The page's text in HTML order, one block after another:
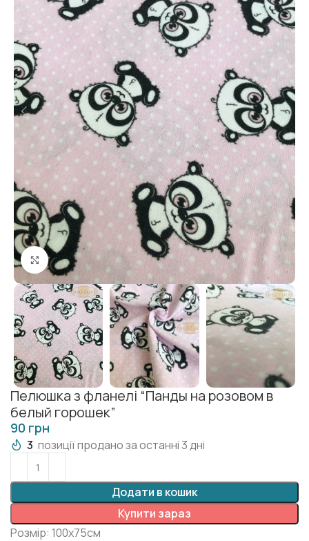
Клацніть, щоб збільшити
Пелюшка з фланелі “Панды на розовом в
белый горошек”
грн
3 позиції продано за останні 3 дні
Додати в кошик
Купити зараз
Розмір: 100х75см